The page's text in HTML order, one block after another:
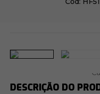
DESCRIÇÃO DO